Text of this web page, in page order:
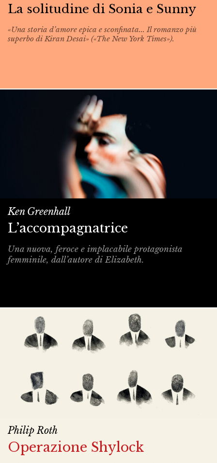
La solitudine di Sonia e Sunny
«Una storia d’amore epica e sconfinata... Il romanzo più
superbo di Kiran Desai» («The New York Times»).
Ken Greenhall
L’accompagnatrice
Una nuova, feroce e implacabile protagonista
femminile, dall’autore di Elizabeth.
Philip Roth
Operazione Shylock